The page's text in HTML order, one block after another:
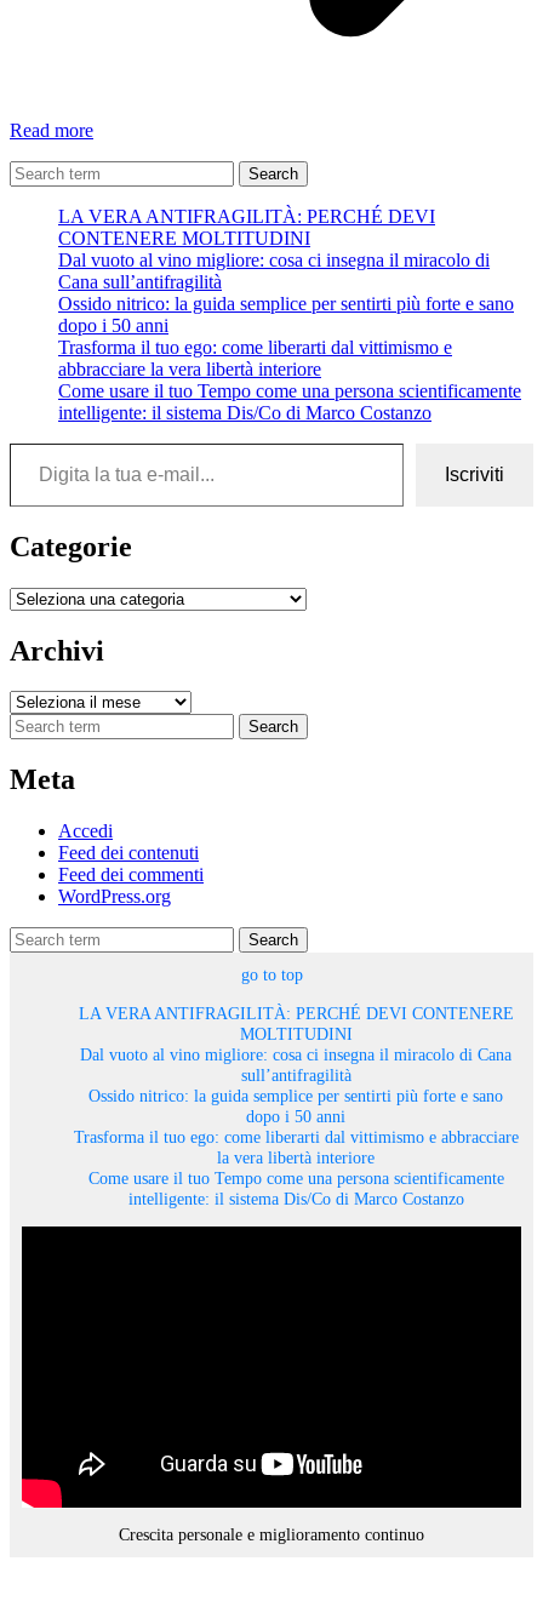
Read moreTrilussa
Lo
”
Interprete:
Sergio
Carlacchiani
Search
LA VERA ANTIFRAGILITÀ: PERCHÉ DEVI
CONTENERE MOLTITUDINI
Dal vuoto al vino migliore: cosa ci insegna il miracolo di
Cana sull’antifragilità
Ossido nitrico: la guida semplice per sentirti più forte e sano
dopo i 50 anni
Trasforma il tuo ego: come liberarti dal vittimismo e
abbracciare la vera libertà interiore
Come usare il tuo Tempo come una persona scientificamente
intelligente: il sistema Dis/Co di Marco Costanzo
Digita la tua e-mail...
Iscriviti
Categorie
Categorie
Archivi
Archivi
Search
Meta
Accedi
Feed dei contenuti
Feed dei commenti
WordPress.org
Search
go to top
LA VERA ANTIFRAGILITÀ: PERCHÉ DEVI CONTENERE
MOLTITUDINI
Dal vuoto al vino migliore: cosa ci insegna il miracolo di Cana
sull’antifragilità
Ossido nitrico: la guida semplice per sentirti più forte e sano
dopo i 50 anni
Trasforma il tuo ego: come liberarti dal vittimismo e abbracciare
la vera libertà interiore
Come usare il tuo Tempo come una persona scientificamente
intelligente: il sistema Dis/Co di Marco Costanzo
Crescita personale e miglioramento continuo